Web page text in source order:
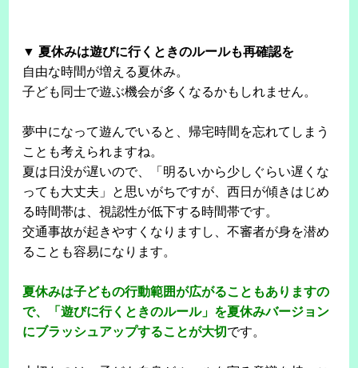
▼ 夏休みは遊びに行くときのルールも再確認を
自由な時間が増える夏休み。
子ども同士で遊ぶ機会が多くなるかもしれません。
夢中になって遊んでいると、帰宅時間を忘れてしまう
ことも考えられますね。
夏は日没が遅いので、「明るいから少しぐらい遅くな
っても大丈夫」と思いがちですが、西日が傾きはじめ
る時間帯は、視認性が低下する時間帯です。
交通事故が起きやすくなりますし、不審者が身を潜め
ることも容易になります。
夏休みは子どもの行動範囲が広がることもありますの
で、「遊びに行くときのルール」を夏休みバージョン
にブラッシュアップすることが大切です。